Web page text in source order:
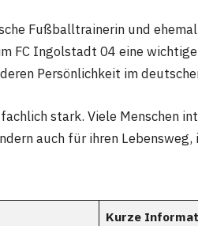
Fußballtrainerin und
FC Ingolstadt 04 eine
Persönlichkeit im
stark. Viele Menschen
auch für ihren
Kurze